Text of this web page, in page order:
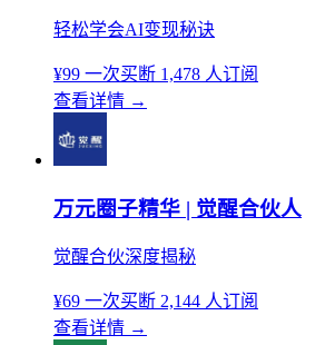
轻松学会AI变现秘诀
¥99 一次买断 1,478 人订阅
查看详情 →
万元圈子精华 | 觉醒合伙人
觉醒合伙深度揭秘
¥69 一次买断 2,144 人订阅
查看详情 →